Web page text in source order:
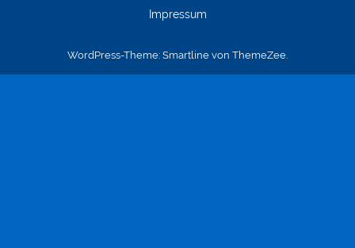
Impressum
WordPress-Theme: Smartline von ThemeZee.